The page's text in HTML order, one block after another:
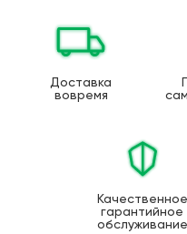
Доставка
вовремя
Качественное
гарантийное
обслуживание